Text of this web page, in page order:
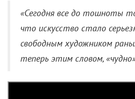
«Сегодня все до тошноты
что искусство стало
свободным художником
теперь этим словом,